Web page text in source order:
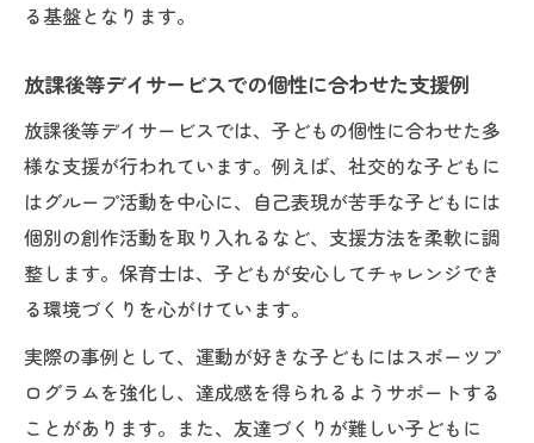
る基盤となります。
放課後等デイサービスでの個性に合わせた支援例
放課後等デイサービスでは、子どもの個性に合わせた多
様な支援が行われています。例えば、社交的な子どもに
はグループ活動を中心に、自己表現が苦手な子どもには
個別の創作活動を取り入れるなど、支援方法を柔軟に調
整します。保育士は、子どもが安心してチャレンジでき
る環境づくりを心がけています。
実際の事例として、運動が好きな子どもにはスポーツプ
ログラムを強化し、達成感を得られるようサポートする
ことがあります。また、友達づくりが難しい子どもに